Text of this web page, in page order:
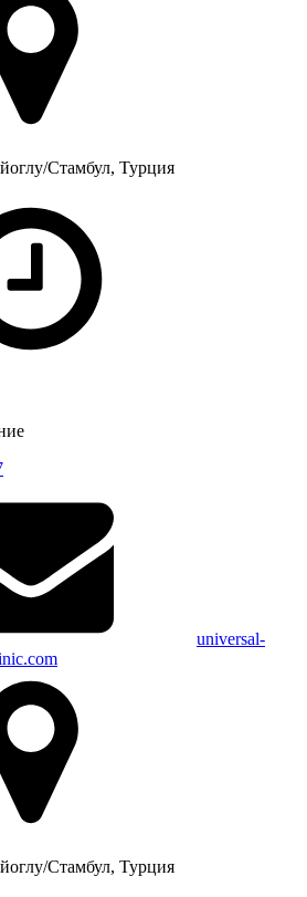
Стамбул, Турция
universal-
Стамбул, Турция